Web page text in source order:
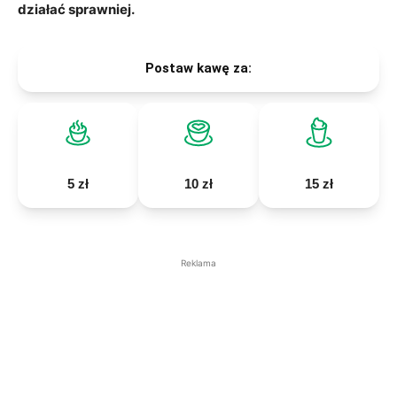
działać sprawniej.
Postaw kawę za:
5 zł 10 zł 15 zł
Reklama